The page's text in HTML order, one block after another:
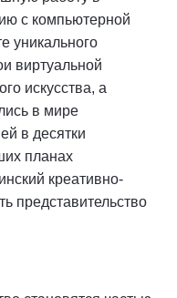
с компьютерной
уникального
виртуальной
искусства, а
в мире
в десятки
планах
креативно-
представительство